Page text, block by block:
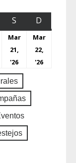
S D
Mar
21,
'26
Mar
22,
'26